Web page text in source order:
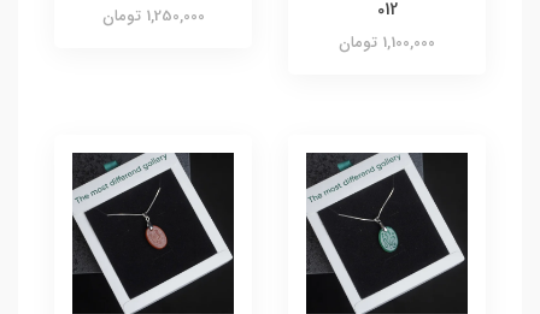
012
1,100,000 تومان
1,250,000 تومان